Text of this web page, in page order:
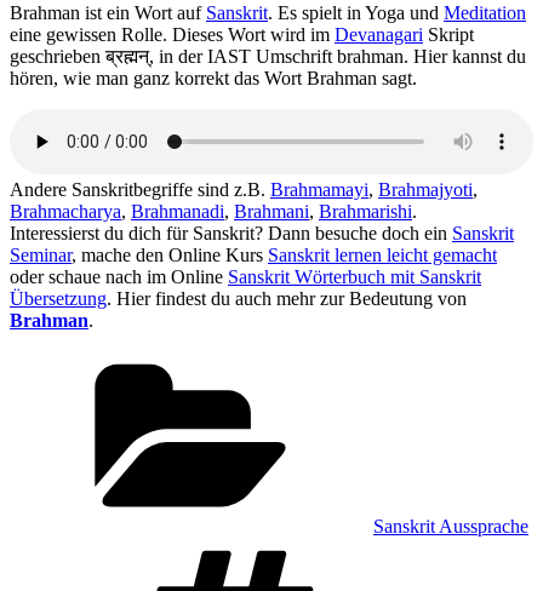
Brahman ist ein Wort auf Sanskrit. Es spielt in Yoga und Meditation
eine gewissen Rolle. Dieses Wort wird im Devanagari Skript
geschrieben ब्रह्मन्, in der IAST Umschrift brahman. Hier kannst du
hören, wie man ganz korrekt das Wort Brahman sagt.
Andere Sanskritbegriffe sind z.B. Brahmamayi, Brahmajyoti,
Brahmacharya, Brahmanadi, Brahmani, Brahmarishi.
Interessierst du dich für Sanskrit? Dann besuche doch ein Sanskrit
Seminar, mache den Online Kurs Sanskrit lernen leicht gemacht
oder schaue nach im Online Sanskrit Wörterbuch mit Sanskrit
Übersetzung. Hier findest du auch mehr zur Bedeutung von
Brahman.
Sanskrit Aussprache